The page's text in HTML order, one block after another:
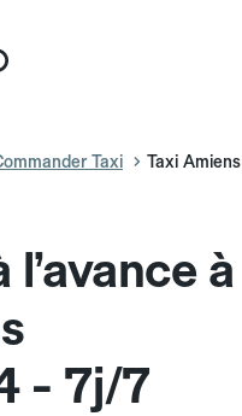
Taxi Taxi Amiens
l’avance à
- 7j/7